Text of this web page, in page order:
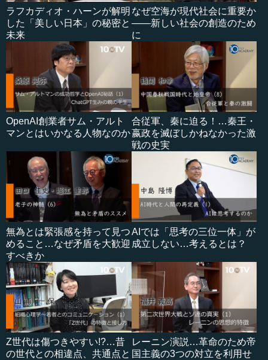
ラフカディオ・ハーンが解明
した「美しい日本」の秘密と
未来
なぜ空海が現代社会に重要か
――新しい社会の創造のため
に
OpenAI創業者サム・アルト
マンとはいかなる人物なのか
合従軍、秦に迫る！…秦王・
嬴政を滅ぼしかねなかった激
戦の史実
無為とは緊張感を持って見つ
めること…なぜ矛盾を大歓迎
すべきか
AIでは「思考の三位一体」が
成立しない…考えるとは？
Z世代は傷つきやすい!?…昔
の世代との相違点、共通点と
レーニン演説…革命のため帝
国主義の3つの対立を利用せ